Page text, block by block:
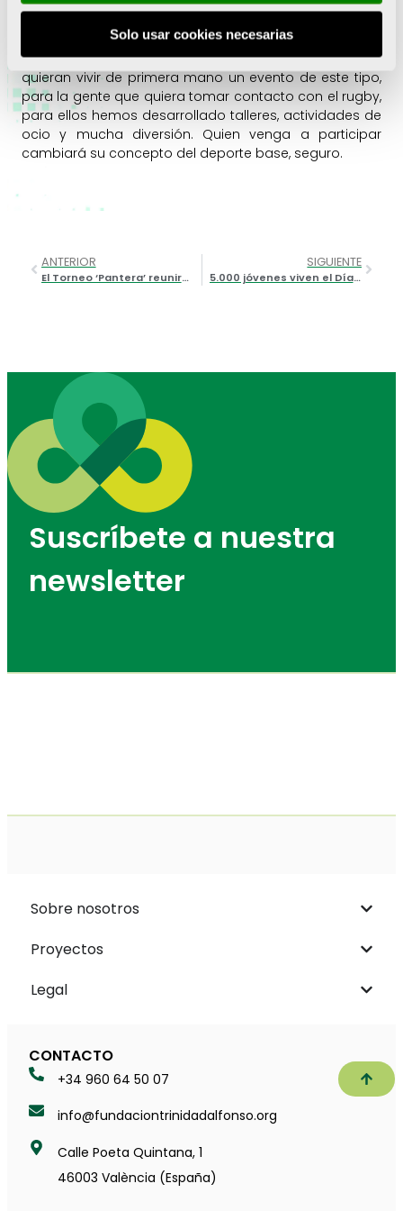
Solo usar cookies necesarias
de relaciones y de nivel deportivo. Hemos preparado
actividades paralelas para los aficionados que
quieran vivir de primera mano un evento de este tipo,
para la gente que quiera tomar contacto con el rugby,
para ellos hemos desarrollado talleres, actividades de
ocio y mucha diversión. Quien venga a participar
cambiará su concepto del deporte base, seguro.
ANTERIOR
El Torneo ‘Pantera’ reunirá a más de 1.200 jugadores de rugby en Valencia
SIGUIENTE
5.000 jóvenes viven el Día Olímpico en Castellón
Suscríbete a nuestra
newsletter
Sobre nosotros
Proyectos
Legal
CONTACTO
+34 960 64 50 07
info@fundaciontrinidadalfonso.org
Calle Poeta Quintana, 1
46003 València (España)